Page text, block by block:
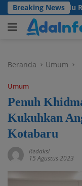
Langsung
ke
konten
Breaking News
Madu Retno
Beranda Umum
Umum
Penuh
Kukuhkan
Kotabaru
Redaksi
15 Agustus 2023